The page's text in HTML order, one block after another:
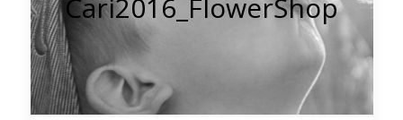
Cari2016_FlowerShop